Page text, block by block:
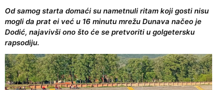
Od samog starta domaći su nametnuli ritam koji gosti nisu
mogli da prat ei već u 16 minutu mrežu Dunava načeo je
Dodić, najavivši ono što će se pretvoriti u golgetersku
rapsodiju.